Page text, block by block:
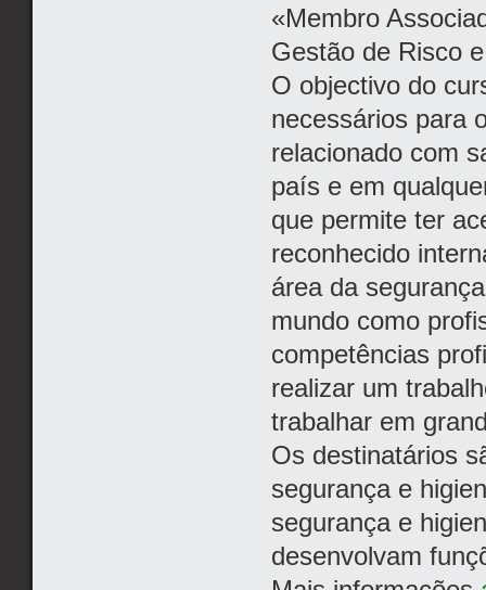
«Membro
Gestão de Risco
O objectivo do
necessários para
relacionado com
país e em
que permite ter
reconhecido
área da
mundo como
competências
realizar um
trabalhar em
Os destinatários
segurança e
segurança e
desenvolvam